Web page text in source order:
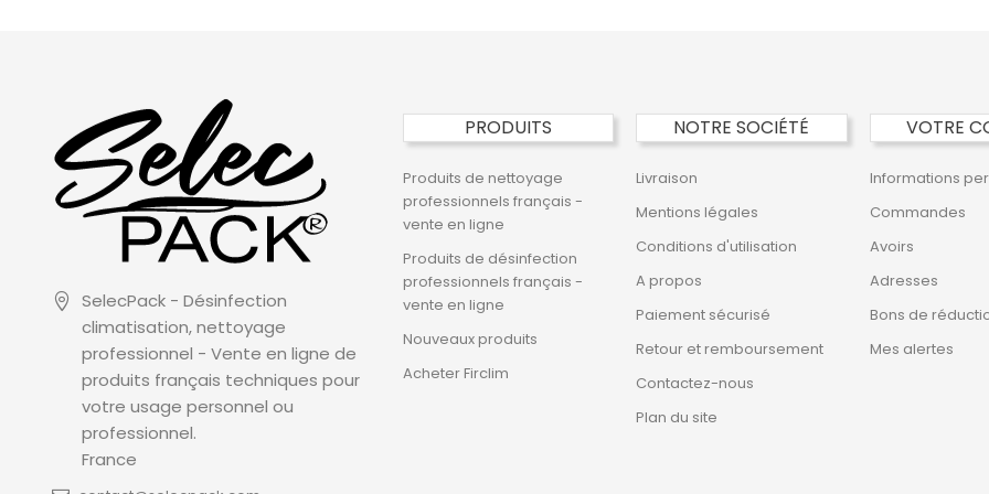
SelecPack - Désinfection
climatisation, nettoyage
professionnel - Vente en ligne de
produits français techniques pour
votre usage personnel ou
professionnel.
France
PRODUITS
Produits de nettoyage
professionnels français -
vente en ligne
Produits de désinfection
professionnels français -
vente en ligne
Nouveaux produits
Acheter Firclim
NOTRE SOCIÉTÉ
Livraison
Mentions légales
Conditions d'utilisation
A propos
Paiement sécurisé
Retour et remboursement
Contactez-nous
Plan du site
VOTRE
Informations
Commandes
Avoirs
Adresses
Bons de
Mes alertes